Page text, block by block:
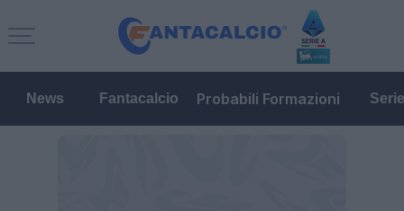
News Fantacalcio Probabili Formazioni